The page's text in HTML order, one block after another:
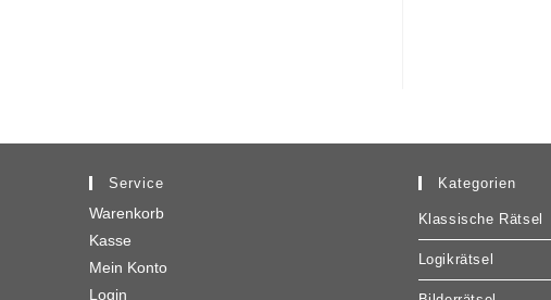
Service
Warenkorb
Kasse
Mein Konto
Login
Kategorien
Klassische Rätsel
Logikrätsel